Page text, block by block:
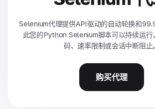
Selenium代理提供API驱动的自动轮换和
此您的Python Selenium脚本可以持续运行
码、速率限制或会话中断阻止。
购买代理